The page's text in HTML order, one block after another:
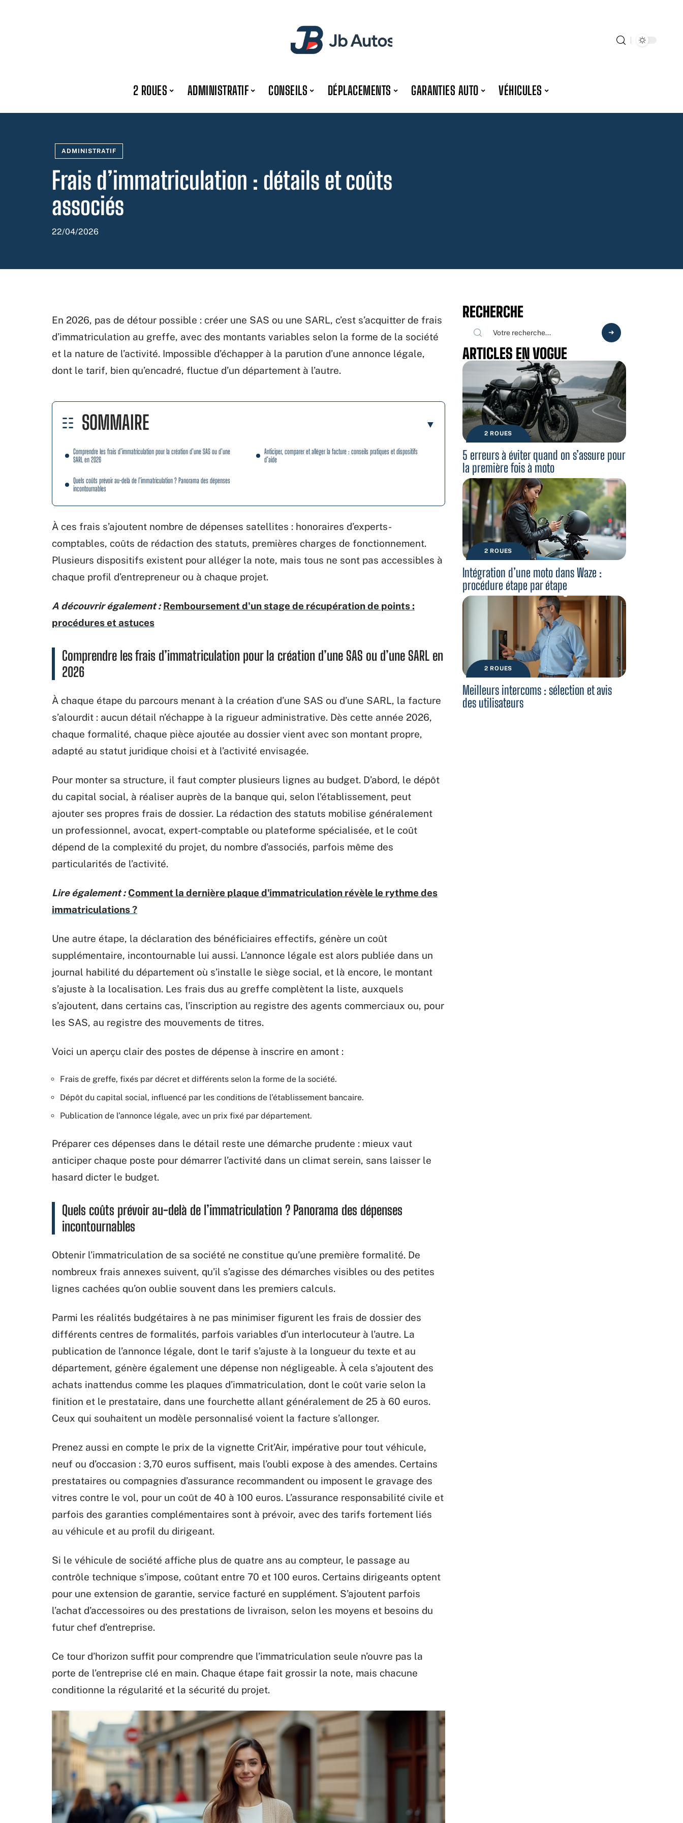
2 ROUES ADMINISTRATIF CONSEILS DÉPLACEMENTS GARANTIES AUTO VÉHICULES
ADMINISTRATIF
Frais d’immatriculation : détails et coûts
associés
22/04/2026
En 2026, pas de détour possible : créer une SAS ou une SARL, c’est s’acquitter de frais
d’immatriculation au greffe, avec des montants variables selon la forme de la société
et la nature de l’activité. Impossible d’échapper à la parution d’une annonce légale,
dont le tarif, bien qu’encadré, fluctue d’un département à l’autre.
SOMMAIRE
Comprendre les frais d’immatriculation pour la création d’une SAS ou d’une
SARL en 2026
Quels coûts prévoir au-delà de l’immatriculation ? Panorama des dépenses
incontournables
Anticiper, comparer et alléger la facture : conseils pratiques et dispositifs
d’aide
À ces frais s’ajoutent nombre de dépenses satellites : honoraires d’experts-
comptables, coûts de rédaction des statuts, premières charges de fonctionnement.
Plusieurs dispositifs existent pour alléger la note, mais tous ne sont pas accessibles à
chaque profil d’entrepreneur ou à chaque projet.
A découvrir également : Remboursement d'un stage de récupération de points :
procédures et astuces
Comprendre les frais d’immatriculation pour la création d’une SAS ou d’une SARL en
2026
À chaque étape du parcours menant à la création d’une SAS ou d’une SARL, la facture
s’alourdit : aucun détail n’échappe à la rigueur administrative. Dès cette année 2026,
chaque formalité, chaque pièce ajoutée au dossier vient avec son montant propre,
adapté au statut juridique choisi et à l’activité envisagée.
Pour monter sa structure, il faut compter plusieurs lignes au budget. D’abord, le dépôt
du capital social, à réaliser auprès de la banque qui, selon l’établissement, peut
ajouter ses propres frais de dossier. La rédaction des statuts mobilise généralement
un professionnel, avocat, expert-comptable ou plateforme spécialisée, et le coût
dépend de la complexité du projet, du nombre d’associés, parfois même des
particularités de l’activité.
Lire également : Comment la dernière plaque d'immatriculation révèle le rythme des
immatriculations ?
Une autre étape, la déclaration des bénéficiaires effectifs, génère un coût
supplémentaire, incontournable lui aussi. L’annonce légale est alors publiée dans un
journal habilité du département où s’installe le siège social, et là encore, le montant
s’ajuste à la localisation. Les frais dus au greffe complètent la liste, auxquels
s’ajoutent, dans certains cas, l’inscription au registre des agents commerciaux ou, pour
les SAS, au registre des mouvements de titres.
Voici un aperçu clair des postes de dépense à inscrire en amont :
Frais de greffe, fixés par décret et différents selon la forme de la société.
Dépôt du capital social, influencé par les conditions de l’établissement bancaire.
Publication de l’annonce légale, avec un prix fixé par département.
Préparer ces dépenses dans le détail reste une démarche prudente : mieux vaut
anticiper chaque poste pour démarrer l’activité dans un climat serein, sans laisser le
hasard dicter le budget.
Quels coûts prévoir au-delà de l’immatriculation ? Panorama des dépenses
incontournables
Obtenir l’immatriculation de sa société ne constitue qu’une première formalité. De
nombreux frais annexes suivent, qu’il s’agisse des démarches visibles ou des petites
lignes cachées qu’on oublie souvent dans les premiers calculs.
Parmi les réalités budgétaires à ne pas minimiser figurent les frais de dossier des
différents centres de formalités, parfois variables d’un interlocuteur à l’autre. La
publication de l’annonce légale, dont le tarif s’ajuste à la longueur du texte et au
département, génère également une dépense non négligeable. À cela s’ajoutent des
achats inattendus comme les plaques d’immatriculation, dont le coût varie selon la
finition et le prestataire, dans une fourchette allant généralement de 25 à 60 euros.
Ceux qui souhaitent un modèle personnalisé voient la facture s’allonger.
Prenez aussi en compte le prix de la vignette Crit’Air, impérative pour tout véhicule,
neuf ou d’occasion : 3,70 euros suffisent, mais l’oubli expose à des amendes. Certains
prestataires ou compagnies d’assurance recommandent ou imposent le gravage des
vitres contre le vol, pour un coût de 40 à 100 euros. L’assurance responsabilité civile et
parfois des garanties complémentaires sont à prévoir, avec des tarifs fortement liés
au véhicule et au profil du dirigeant.
Si le véhicule de société affiche plus de quatre ans au compteur, le passage au
contrôle technique s’impose, coûtant entre 70 et 100 euros. Certains dirigeants optent
pour une extension de garantie, service facturé en supplément. S’ajoutent parfois
l’achat d’accessoires ou des prestations de livraison, selon les moyens et besoins du
futur chef d’entreprise.
Ce tour d’horizon suffit pour comprendre que l’immatriculation seule n’ouvre pas la
porte de l’entreprise clé en main. Chaque étape fait grossir la note, mais chacune
conditionne la régularité et la sécurité du projet.
RECHERCHE
ARTICLES EN VOGUE
2 ROUES
5 erreurs à éviter quand on s’assure pour
la première fois à moto
2 ROUES
Intégration d’une moto dans Waze :
procédure étape par étape
2 ROUES
Meilleurs intercoms : sélection et avis
des utilisateurs